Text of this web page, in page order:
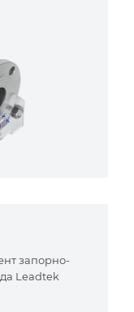
запорно-
Leadtek